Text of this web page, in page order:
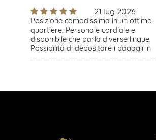
21 lug 2026
Posizione comodissima in un ottimo
quartiere. Personale cordiale e
disponibile che parla diverse lingue.
Possibilità di depositare i bagagli in
qualsiasi momento della giornata